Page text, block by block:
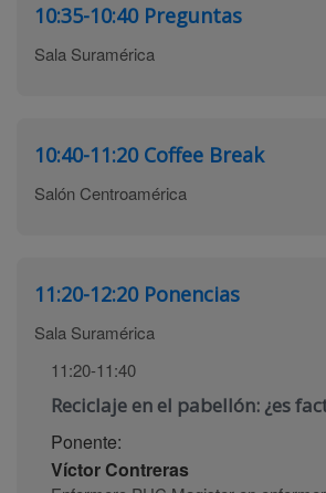
10:35-10:40 Preguntas
Sala Suramérica
10:40-11:20 Coffee Break
Salón Centroamérica
11:20-12:20 Ponencias
Sala Suramérica
11:20-11:40
Reciclaje en el pabellón: ¿es
Ponente:
Víctor Contreras